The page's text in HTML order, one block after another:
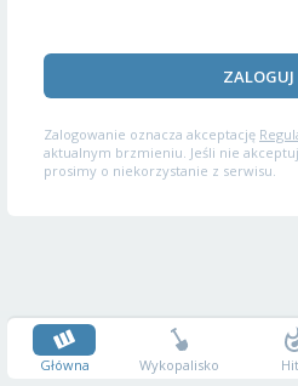
ZALOGUJ
Zalogowanie oznacza akceptację
aktualnym brzmieniu. Jeśli nie
prosimy o niekorzystanie z serwisu.
Główna Wykopalisko